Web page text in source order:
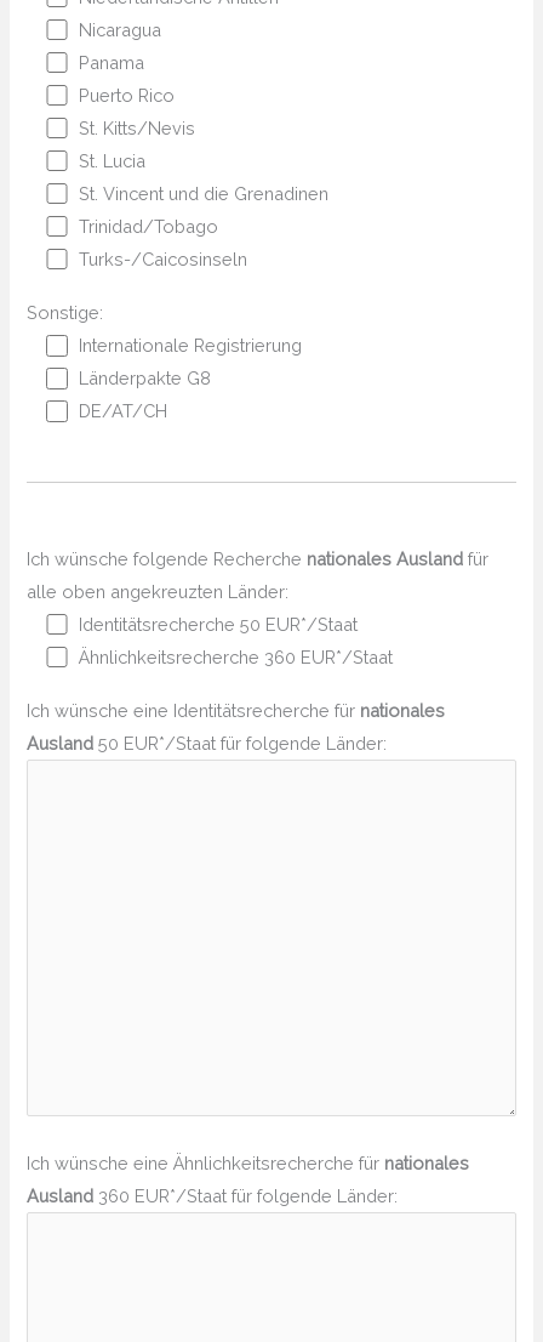
Nicaragua
Panama
Puerto Rico
St. Kitts/Nevis
St. Lucia
St. Vincent und die Grenadinen
Trinidad/Tobago
Turks-/Caicosinseln
Sonstige:
Internationale Registrierung
Länderpakte G8
DE/AT/CH
Ich wünsche folgende Recherche nationales Ausland für
alle oben angekreuzten Länder:
Identitätsrecherche 50 EUR*/Staat
Ähnlichkeitsrecherche 360 EUR*/Staat
Ich wünsche eine Identitätsrecherche für nationales
Ausland 50 EUR*/Staat für folgende Länder:
Ich wünsche eine Ähnlichkeitsrecherche für nationales
Ausland 360 EUR*/Staat für folgende Länder: